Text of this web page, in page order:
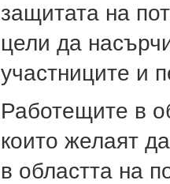
защитата на
цели да
участниците и
Работещите в
които желаят
в областта на